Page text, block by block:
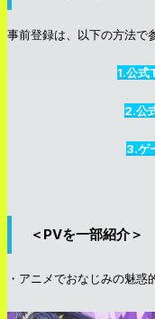
事前登録は、以下の方法で
1.公
2.公
3.ゲ
＜PVを一部紹介＞
・アニメでおなじみの魅惑